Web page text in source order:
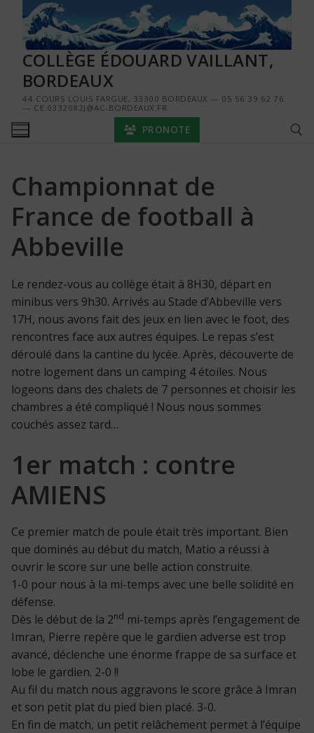
contenu
COLLÈGE ÉDOUARD VAILLANT,
BORDEAUX
44 COURS LOUIS FARGUE, 33300 BORDEAUX — 05 56 39 62 76
— CE.0332082J@AC-BORDEAUX.FR
PRONOTE
Rechercher :
Championnat de
France de football à
Abbeville
Le rendez-vous au collège était à 8H30, départ en
minibus vers 9h30. Arrivés au Stade d’Abbeville vers
17H, nous avons fait des jeux en lien avec le foot, des
rencontres face aux autres équipes. Le repas s’est
déroulé dans la cantine du lycée. Après, découverte de
notre logement dans un camping 4 étoiles. Nous
logeons dans des chalets de 7 personnes et choisir les
chambres a été compliqué ! Nous nous sommes
couchés assez tard…
1er match : contre
AMIENS
Ce premier match de poule était très important. Bien
que dominés au début du match, Matio a réussi à
ouvrir le score sur une belle action construite.
1-0 pour nous à la mi-temps avec une belle solidité en
défense.
Dès le début de la 2nd mi-temps après l’engagement de
Imran, Pierre repère que le gardien adverse est trop
avancé, déclenche une énorme frappe de sa surface et
lobe le gardien. 2-0 !!
Au fil du match nous aggravons le score grâce à Imran
et son petit plat du pied bien placé. 3-0.
En fin de match, un petit relâchement permet à l’équipe